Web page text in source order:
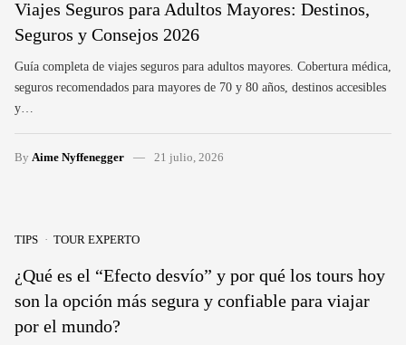
Viajes Seguros para Adultos Mayores: Destinos,
Seguros y Consejos 2026
Guía completa de viajes seguros para adultos mayores. Cobertura médica,
seguros recomendados para mayores de 70 y 80 años, destinos accesibles
y…
By Aime Nyffenegger 21 julio, 2026
TIPS TOUR EXPERTO
¿Qué es el “Efecto desvío” y por qué los tours hoy
son la opción más segura y confiable para viajar
por el mundo?